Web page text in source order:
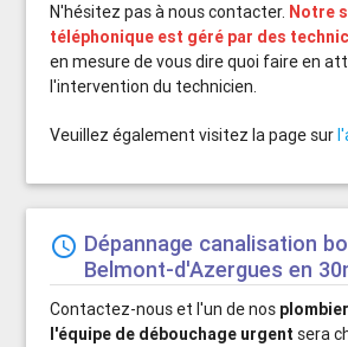
N'hésitez pas à nous contacter. Notre
téléphonique est géré par des
en mesure de vous dire quoi faire en
l'intervention du technicien.
Veuillez également visitez la page sur
schedule Dépannage canalisation
Belmont-d'Azergues en
Contactez-nous et l'un de nos
l'équipe de débouchage urgent sera